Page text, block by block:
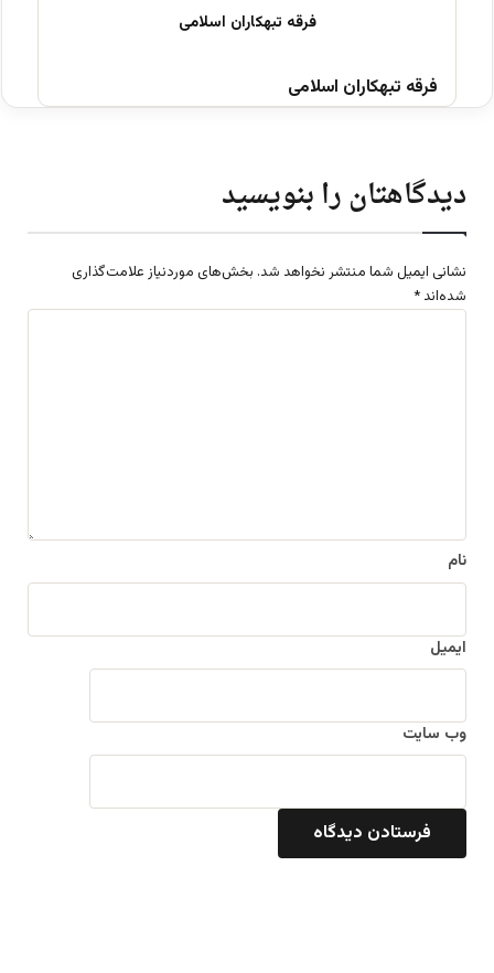
فرقه تبهکاران اسلامی
دیدگاهتان را بنویسید
نشانی ایمیل شما منتشر نخواهد شد. بخش‌های موردنیاز علامت‌گذاری
شده‌اند *
نام
ایمیل
وب‌ سایت